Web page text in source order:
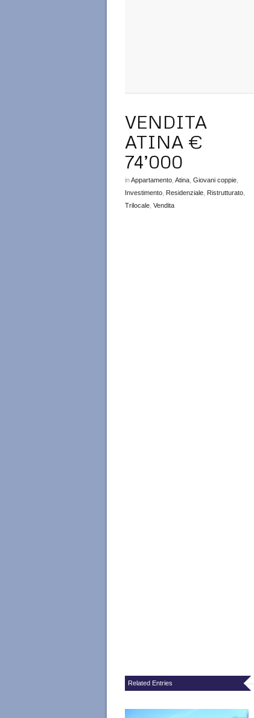
VENDITA
ATINA €
74’000
inAppartamento, Atina, Giovani coppie,
Investimento, Residenziale, Ristrutturato,
Trilocale, Vendita
Related Entries